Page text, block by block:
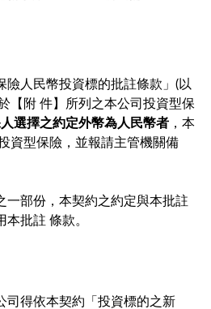
險人民幣投資標的批註條款」(以
【附 件】所列之本公司投資型保
選擇之約定外幣為人民幣者 ，本
資型保險，並報請主管機關備
一部份，本契約之約定與本批註
批註 條款。
司得依本契約「投資標的之新